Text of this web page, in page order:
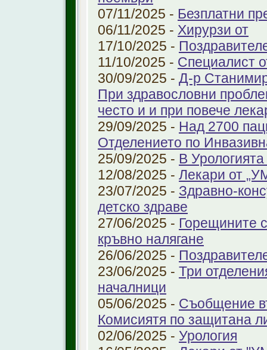
07/11/2025 - Безплатни
06/11/2025 - Хирурзи от
17/10/2025 -
11/10/2025 - Специалист
30/09/2025 - Д-р
При здравословни
често и и при повече
29/09/2025 - Над 2700
Отделението по
25/09/2025 - В
12/08/2025 - Лекари от
23/07/2025 - Здравно-
детско здраве
27/06/2025 - Горещините
кръвно налягане
26/06/2025 -
23/06/2025 - Три
началници
05/06/2025 - Съобщение
Комисиятя по защитана
02/06/2025 - Урология